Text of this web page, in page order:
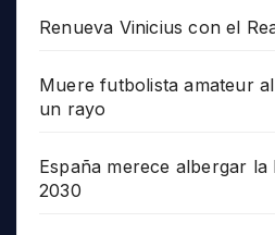
Renueva Vinicius con el
Muere futbolista amateur
un rayo
España merece albergar la
2030